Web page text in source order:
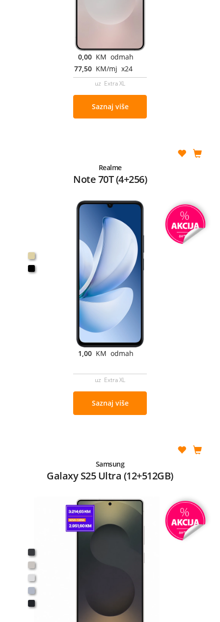
0,00 KM odmah
77,50 KM/mj x24
uz Extra XL
Saznaj više
Realme
Note 70T (4+256)
1,00 KM odmah
uz Extra XL
Saznaj više
Samsung
Galaxy S25 Ultra (12+512GB)